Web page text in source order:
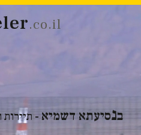
.co.il
בנסיעתא דשמיא - תיירות